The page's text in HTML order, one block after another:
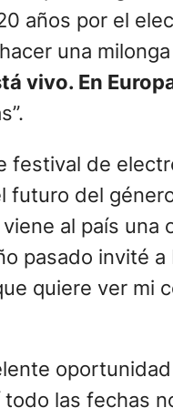
años por el
hacer una
vivo. En
festival de
futuro del
al país
pasado invité
quiere ver mi
las fechas